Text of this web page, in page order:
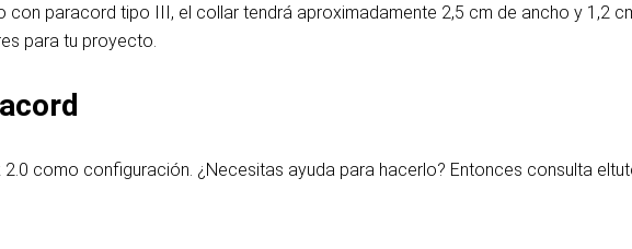
con paracord tipo III, el collar tendrá aproximadamente 2,5 cm de ancho y 1,2
para tu proyecto.
como configuración. ¿Necesitas ayuda para hacerlo? Entonces consulta el